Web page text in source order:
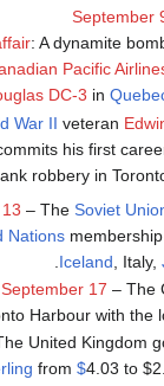
September
: A dynamite
Pacific
DC-3 in
War II veteran
his first
robbery in
– TheSoviet
Nations
Iceland , Italy,
September 17 – The
Harbour with the
United Kingdom
from $4.03 to